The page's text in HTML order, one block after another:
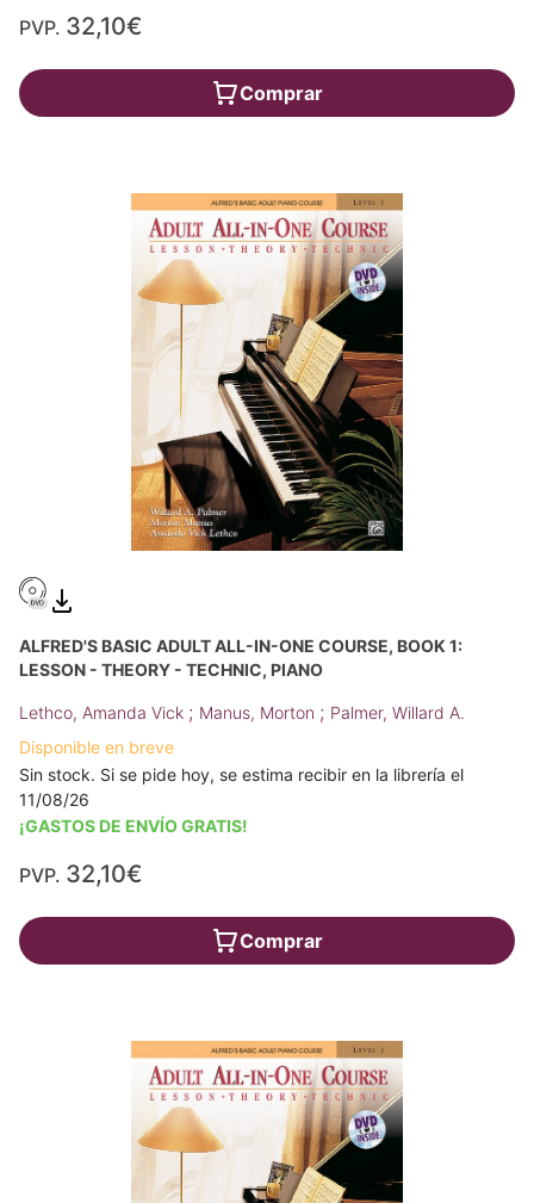
PVP. 32,10€
Comprar
ALFRED'S BASIC ADULT ALL-IN-ONE COURSE, BOOK 1:
LESSON - THEORY - TECHNIC, PIANO
Lethco, Amanda Vick ; Manus, Morton ; Palmer, Willard A.
Disponible en breve
Sin stock. Si se pide hoy, se estima recibir en la librería el
11/08/26
¡GASTOS DE ENVÍO GRATIS!
PVP. 32,10€
Comprar